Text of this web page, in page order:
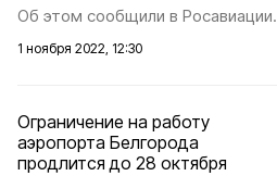
Об этом сообщили в Росавиации.
1 ноября 2022, 12:30
Ограничение на работу
аэропорта Белгорода
продлится до 28 октября